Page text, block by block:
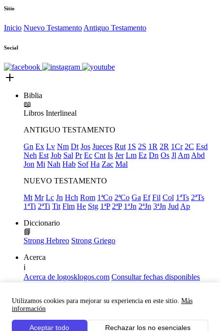
Utilizamos cookies para mejorar su experiencia en este sitio. Más
información
Aceptar todo Rechazar los no esenciales
Sitio
Inicio Nuevo Testamento Antiguo Testamento
Social
Biblia
📖
Libros Interlineal
ANTIGUO TESTAMENTO
Gn Ex Lv Nm Dt Jos Jueces Rut 1S 2S 1R 2R 1Cr 2C Esd
Neh Est Job Sal Pr Ec Cnt Is Jer Lm Ez Dn Os Jl Am Abd
Jon Mi Nah Hab Sof Ha Zac Mal
NUEVO TESTAMENTO
Mt Mr Lc Jn Hch Rom 1ªCo 2ªCo Ga Ef Fil Col 1ªTs 2ªTs
1ªTi 2ªTi Tit Flm He Stg 1ªP 2ªP 1ªJn 2ªJn 3ªJn Jud Ap
Diccionario
📘
Strong Hebreo Strong Griego
Acerca
ℹ️
Acerca de logosklogos.com Consultar fechas disponibles
Links útiles
Facebook